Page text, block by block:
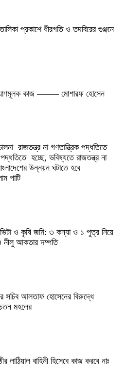
প্রকাশে ধীরগতি ও তদবিরের গুঞ্জনে
কাজ ——– মোশারফ হোসেন
রাজতন্ত্র না গণতান্ত্রিক পদ্ধতিতে
হচ্ছে, ভবিষ্যতে রাজতন্ত্র না
উন্নয়ন ঘটাতে হবে
পাটি
ও কৃষি জমি: ৩ কন্যা ও ১ পুত্র নিয়ে
নীলু আকতার দম্পতি
সচিব আলতাফ হোসেনের বিরুদ্ধে
মহলের
লাঠিয়াল বাহিনী হিসেবে কাজ করবে নাঃ